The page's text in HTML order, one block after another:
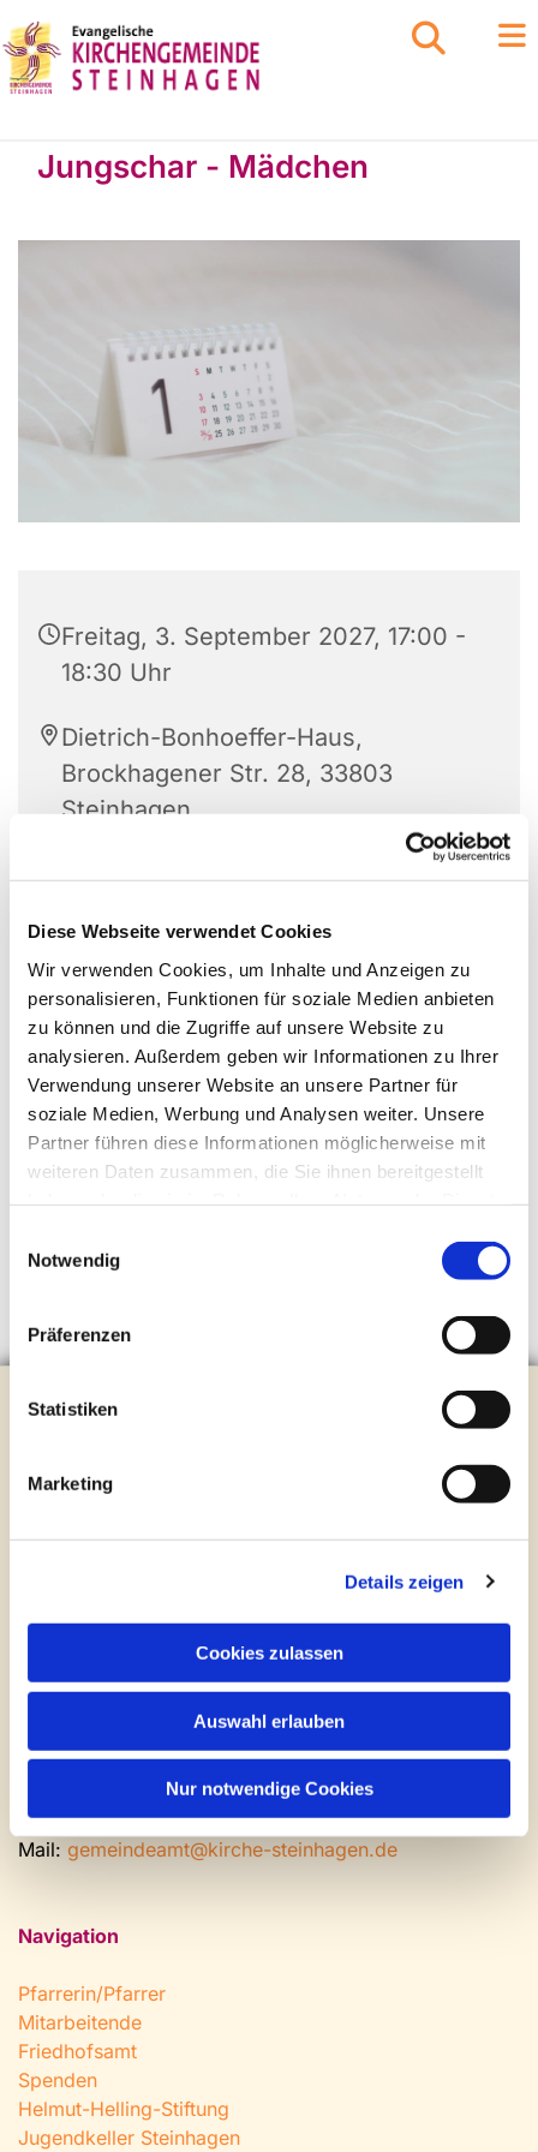
Diese Webseite verwendet Cookies
Wir verwenden Cookies, um Inhalte und Anzeigen zu
personalisieren, Funktionen für soziale Medien anbieten
zu können und die Zugriffe auf unsere Website zu
analysieren. Außerdem geben wir Informationen zu Ihrer
Verwendung unserer Website an unsere Partner für
soziale Medien, Werbung und Analysen weiter. Unsere
Partner führen diese Informationen möglicherweise mit
weiteren Daten zusammen, die Sie ihnen bereitgestellt
Notwendig
Präferenzen
Statistiken
Marketing
Details zeigen
Cookies zulassen
Auswahl erlauben
Nur notwendige Cookies
Jungschar - Mädchen
Freitag, 3. September 2027, 17:00 -
18:30 Uhr
Dietrich-Bonhoeffer-Haus,
Brockhagener Str. 28, 33803
Steinhagen
Evangelische Kirchengemeinde Steinhagen
Mail:gemeindeamt@kirche-steinhagen.de
Gemeinde- und Friedhofsamt
Montag: geschlossen
Nachmittags nach Vereinbarung
0 52 04 / 36 28
Fax: 0 52 04 / 25 65
Mail: gemeindeamt@kirche-steinhagen.de
Navigation
Pfarrerin/Pfarrer
Mitarbeitende
Friedhofsamt
Spenden
Helmut-Helling-Stiftung
Jugendkeller Steinhagen